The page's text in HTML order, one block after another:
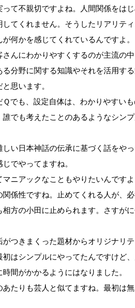
って不親切ですよね。人間関係をは
してくれません。そうしたリアリテ
が何かを感じてくれているんですよ。
さんにわかりやすくするのが主流の
る分野に関する知識やそれを活用す
思います。
Ｑでも、設定自体は、わかりやすい
誰でも考えたことのあるようなシン
い日本神話の伝承に基づく話をや
でやってますね。
ニアックなこともやりたいんです
関係性ですね。止めてくれる人が、
相方の小田に止められます。さすが
がつきまくった題材からオリジナリ
はシンプルにやってたんですけど
間がかかるようにはなりました。
あたりも芸人と似てますね。最初は